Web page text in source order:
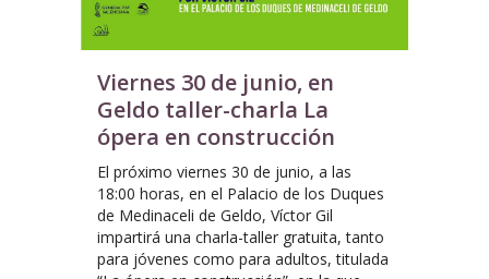
Viernes 30 de junio, en
Geldo taller-charla La
ópera en construcción
El próximo viernes 30 de junio, a las
18:00 horas, en el Palacio de los Duques
de Medinaceli de Geldo, Víctor Gil
impartirá una charla-taller gratuita, tanto
para jóvenes como para adultos, titulada